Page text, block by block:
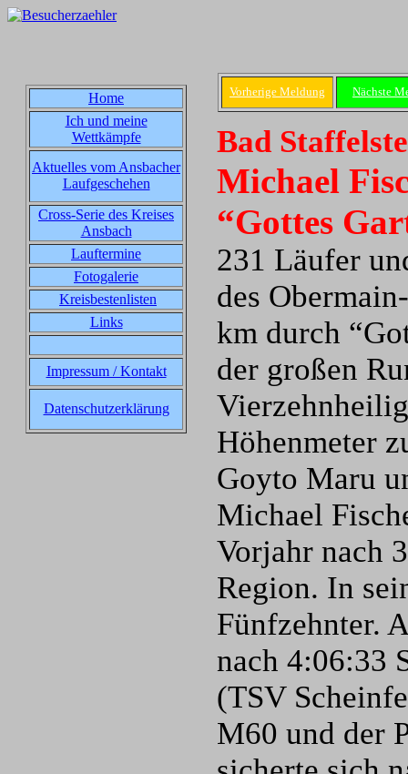
Home
Ich und meine
Wettkämpfe
Aktuelles vom Ansbacher
Laufgeschehen
Cross-Serie des Kreises
Ansbach
Lauftermine
Fotogalerie
Kreisbestenlisten
Links
Impressum / Kontakt
Datenschutzerklärung
Vorherige Meldung Nächste
Bad
Michael
“Gottes
231 Läufer
des
km durch
der großen
Höhenmeter
Goyto Maru
Michael
Vorjahr nach
Region. In
Fünfzehnter.
nach 4:06:33
(TSV
M60 und der